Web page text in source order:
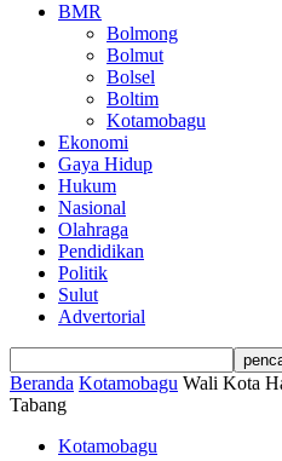
BMR
Bolmong
Bolmut
Bolsel
Boltim
Kotamobagu
Ekonomi
Gaya Hidup
Hukum
Nasional
Olahraga
Pendidikan
Politik
Sulut
Advertorial
Beranda Kotamobagu Wali Kota
Tabang
Kotamobagu